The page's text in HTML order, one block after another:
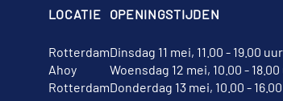
LOCATIE
Rotterdam
Ahoy
Rotterdam
OPENINGSTIJDEN
Dinsdag 11 mei, 11.00 - 19.00 uur
Woensdag 12 mei, 10.00 -
Donderdag 13 mei, 10.00 -